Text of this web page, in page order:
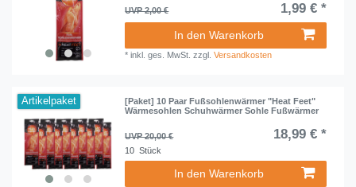
UVP 2,00 € 1,99 € *
In den Warenkorb
*inkl. ges. MwSt. zzgl.Versandkosten
Artikelpaket
[Paket] 10 Paar Fußsohlenwärmer "Heat Feet"
Wärmesohlen Schuhwärmer Sohle Fußwärmer
UVP 20,00 € 18,99 € *
10 Stück
In den Warenkorb